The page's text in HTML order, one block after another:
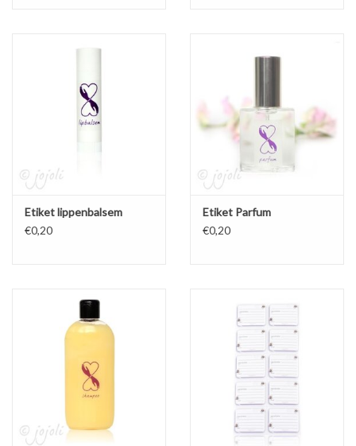
Etiket lippenbalsem
€0,20
Etiket Parfum
€0,20